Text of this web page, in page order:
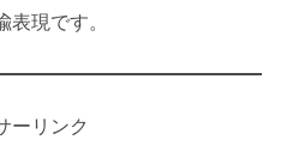
表現です。
ーリンク